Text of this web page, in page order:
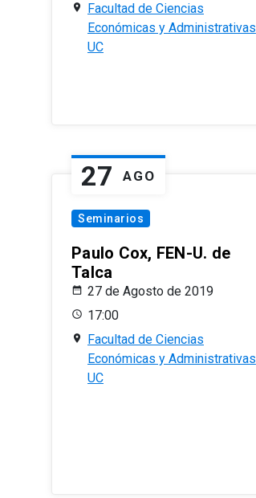
Facultad de Ciencias
Económicas y Administrativas
UC
27 AGO
Seminarios
Paulo Cox, FEN-U. de
Talca
27 de Agosto de 2019
17:00
Facultad de Ciencias
Económicas y Administrativas
UC